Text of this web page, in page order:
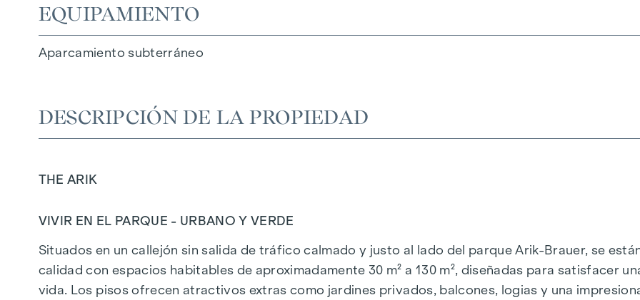
EQUIPAMIENTO
Aparcamiento subterráneo
DESCRIPCIÓN DE LA PROPIEDAD
THE ARIK
VIVIR EN EL PARQUE - URBANO Y VERDE
Situados en un callejón sin salida de tráfico calmado y justo al lado del parque Arik-Brauer, se
calidad con espacios habitables de aproximadamente 30 m² a 130 m², diseñadas para satisfacer
vida. Los pisos ofrecen atractivos extras como jardines privados, balcones, logias y una